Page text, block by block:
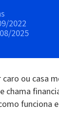
2022
2025
caro ou casa
chama
funciona